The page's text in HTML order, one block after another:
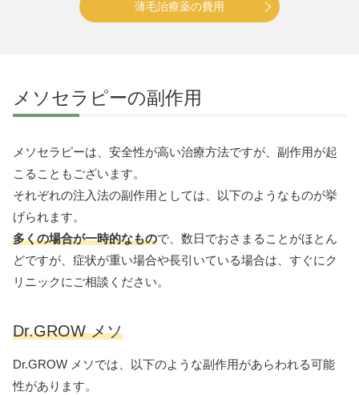
薄毛治療薬の費用
メソセラピーの副作用
メソセラピーは、安全性が高い治療方法ですが、副作用が起
こることもございます。
それぞれの注入法の副作用としては、以下のようなものが挙
げられます。
多くの場合が一時的なもので、数日でおさまることがほとん
どですが、症状が重い場合や長引いている場合は、すぐにク
リニックにご相談ください。
Dr.GROW メソ
Dr.GROW メソでは、以下のような副作用があらわれる可能
性があります。